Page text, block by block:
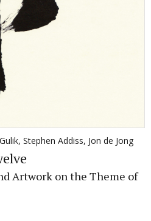
, Stephen Addiss, Jon de Jong
Artwork on the Theme of